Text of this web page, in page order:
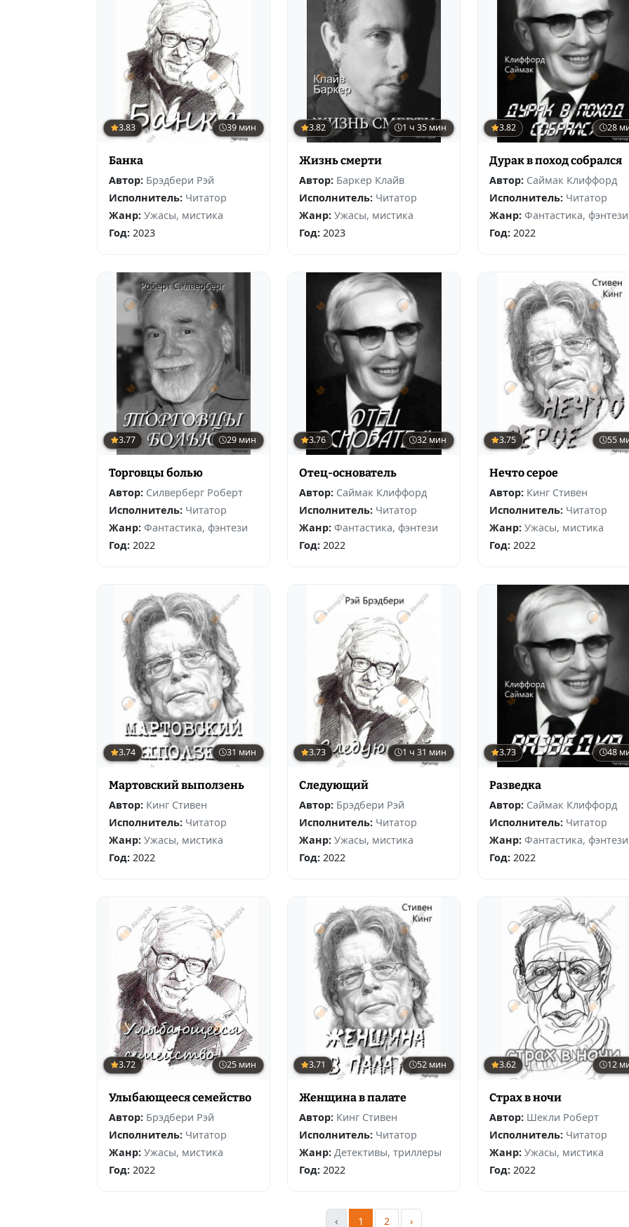
3.83 39 мин
Банка
Автор: Брэдбери Рэй
Исполнитель: Читатор
Жанр: Ужасы, мистика
Год: 2023
3.82 1 ч 35 мин
Жизнь смерти
Автор: Баркер Клайв
Исполнитель: Читатор
Жанр: Ужасы, мистика
Год:2023
3.82 28
Дурак в поход собрался
Автор: Саймак Клиффорд
Исполнитель: Читатор
Жанр: Фантастика, фэнтези
Год:2022
3.77 29 мин
Торговцы болью
Автор: Силверберг Роберт
Исполнитель: Читатор
Жанр: Фантастика, фэнтези
Год: 2022
3.76 32 мин
Отец-основатель
Автор: Саймак Клиффорд
Исполнитель: Читатор
Жанр: Фантастика, фэнтези
Год:2022
3.75 55
Нечто серое
Автор: Кинг Стивен
Исполнитель: Читатор
Жанр: Ужасы, мистика
Год:2022
3.74 31 мин
Мартовский выползень
Автор: Кинг Стивен
Исполнитель: Читатор
Жанр: Ужасы, мистика
Год: 2022
3.73 1 ч 31 мин
Следующий
Автор: Брэдбери Рэй
Исполнитель: Читатор
Жанр: Ужасы, мистика
Год:2022
3.73 48
Разведка
Автор: Саймак Клиффорд
Исполнитель: Читатор
Жанр: Фантастика, фэнтези
Год:2022
3.72 25 мин
Улыбающееся семейство
Автор: Брэдбери Рэй
Исполнитель: Читатор
Жанр: Ужасы, мистика
Год: 2022
3.71 52 мин
Женщина в палате
Автор: Кинг Стивен
Исполнитель: Читатор
Жанр: Детективы, триллеры
Год:2022
3.62 12
Страх в ночи
Автор: Шекли Роберт
Исполнитель: Читатор
Жанр: Ужасы, мистика
Год:2022
‹ 1 2 ›